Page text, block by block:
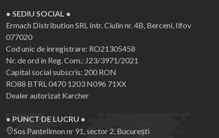
● SEDIU SOCIAL ●
Ermach Distribution SRL Intr. Ciulin nr. 4B, Berceni, Ilfov
077020
Cod unic de inregistrare: RO21305458
Nr. de ord in Reg. Com.: J23/3971/2021
Capital social subscris: 200 RON
RO88 BTRL 0470 1203 N096 71XX
Dealer autorizat Karcher
● PUNCT DE LUCRU ●
Sos Pantelimon nr 91, sector 2, București